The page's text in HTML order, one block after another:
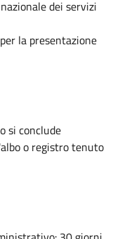
dei servizi
la presentazione
si conclude
o registro tenuto